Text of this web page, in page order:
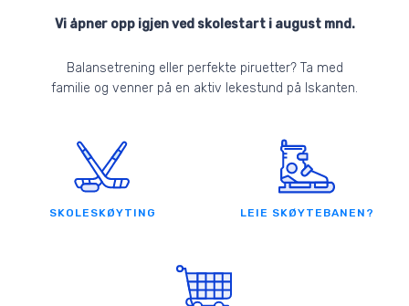
Vi åpner opp igjen ved skolestart i august mnd.
Balansetrening eller perfekte piruetter? Ta med
familie og venner på en aktiv lekestund på Iskanten.
SKOLESKØYTING LEIE SKØYTEBANEN?